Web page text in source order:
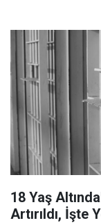
18 Yaş
Artırıldı, İşte